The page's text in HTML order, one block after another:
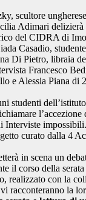
scultore
Adimari
del CIDRA di
Casadio,
Di Pietro, libraia
Francesco
e Alessia Piana di
studenti
l’accezione
Interviste impossibili.
curato dalla 4
in scena un
il corso della
realizzato con la
racconteranno la